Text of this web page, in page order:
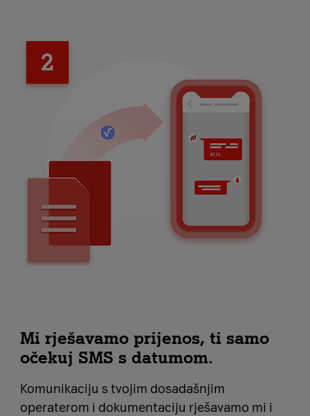
Mi rješavamo prijenos, ti samo
očekuj SMS s datumom.
Komunikaciju s tvojim dosadašnjim
operaterom i dokumentaciju rješavamo mi i